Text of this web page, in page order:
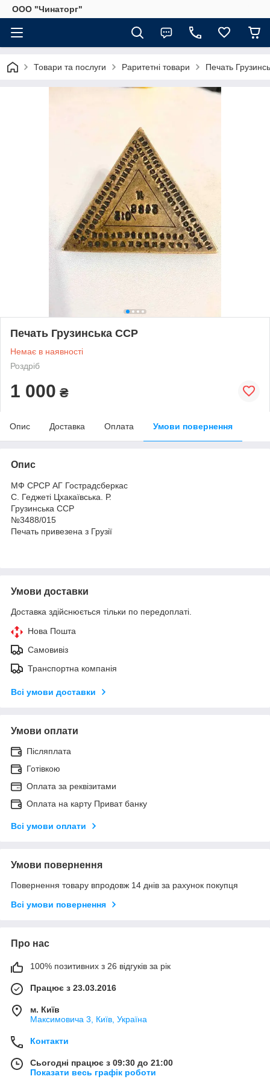
OOO "Чинаторг"
Товари та послуги Раритетні товари Печать
Печать Грузинська ССР
Немає в наявності
Роздріб
1 000 ₴
Опис Доставка Оплата Умови повернення
Опис
МФ СРСР АГ Гострадсберкас
С. Геджеті Цхакаївська. Р.
Грузинська ССР
№3488/015
Печать привезена з Грузії
Умови доставки
Доставка здійснюється тільки по передоплаті.
Нова Пошта
Самовивіз
Транспортна компанія
Всі умови доставки
Умови оплати
Післяплата
Готівкою
Оплата за реквізитами
Оплата на карту Приват банку
Всі умови оплати
Умови повернення
Повернення товару впродовж 14 днів за рахунок покупця
Всі умови повернення
Про нас
100% позитивних з 26 відгуків за рік
Працює з 23.03.2016
м. Київ
Максимовича 3, Київ, Україна
Контакти
Сьогодні працює з 09:30 до 21:00
Показати весь графік роботи